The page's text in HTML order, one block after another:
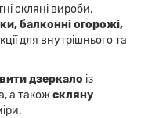
скляні вироби,
балконні огорожі,
для внутрішнього та
дзеркало із
а такожскляну